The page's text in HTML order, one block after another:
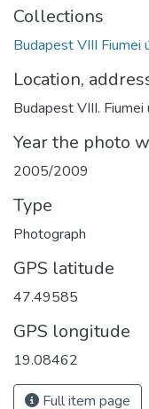
Collections
Budapest VIII Fiumei
Location,
Budapest VIII.
Year the photo
2005/2009
Type
Photograph
GPS latitude
47.49585
GPS longitude
19.08462
Full item page